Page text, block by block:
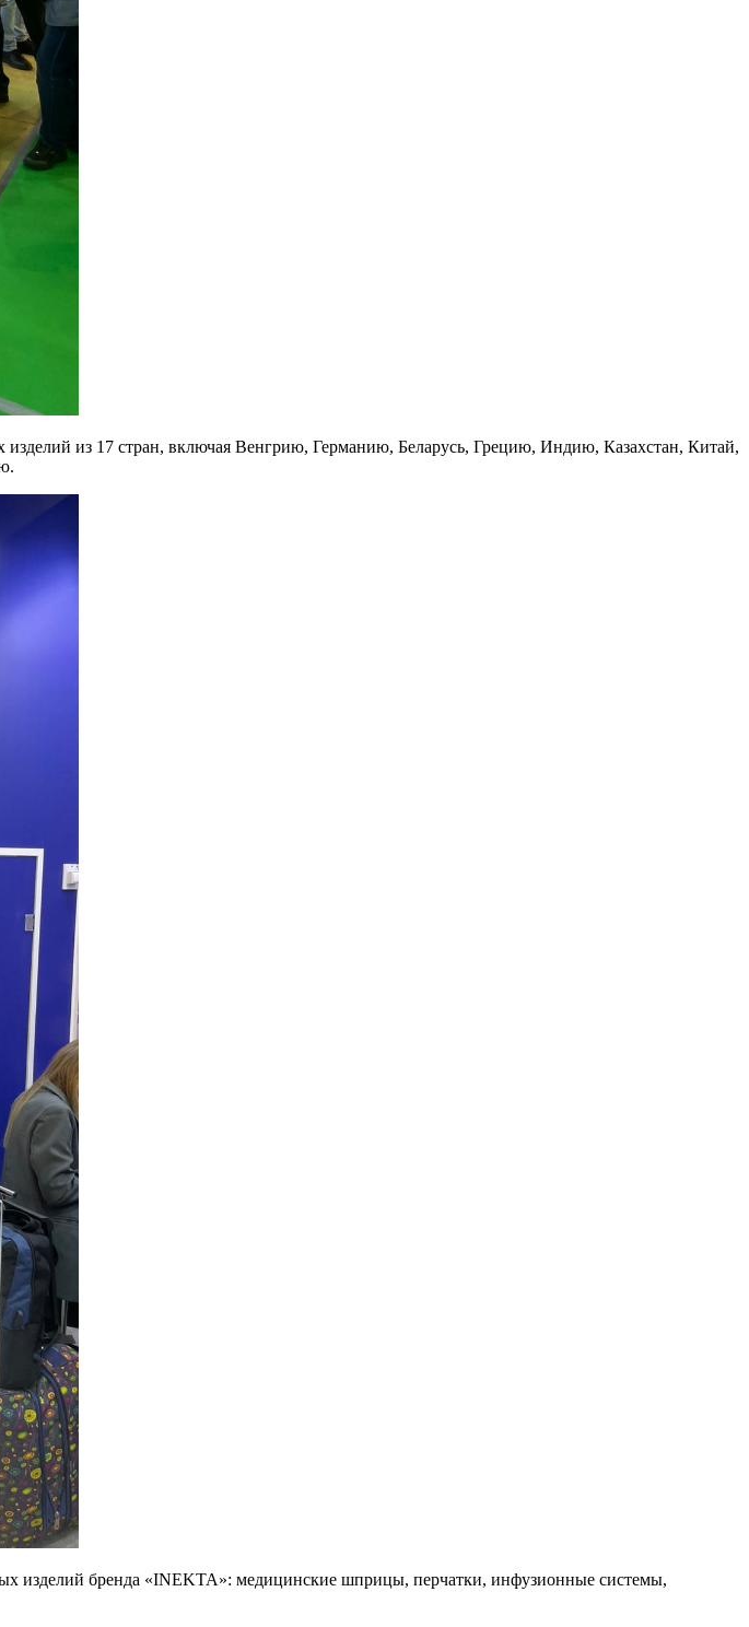
из 17 стран, включая Венгрию, Германию, Беларусь, Грецию, Индию, Казахстан, Китай,
изделий бренда «INEKTA»: медицинские шприцы, перчатки, инфузионные системы,